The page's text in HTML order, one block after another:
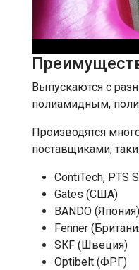
Выпускаются с
полиамидным,
Производятся
поставщиками,
ContiTech, PTS
Gates (США)
BANDO (Япония)
Fenner
SKF (Швеция)
Optibelt (ФРГ)